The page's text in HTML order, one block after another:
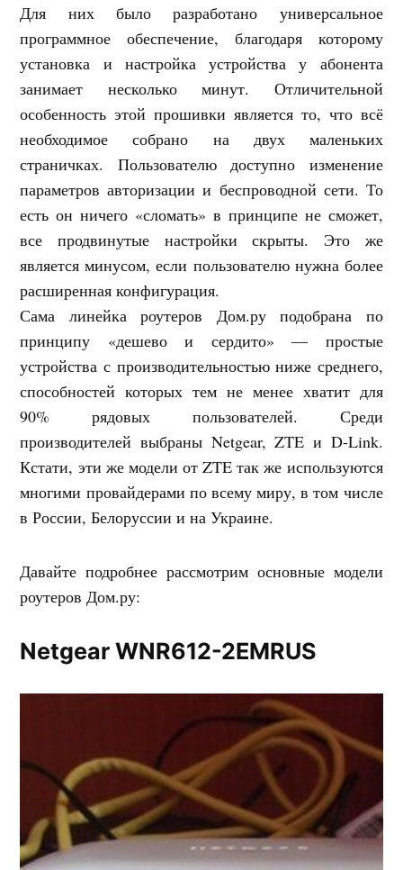
Для них было разработано универсальное
программное обеспечение, благодаря которому
установка и настройка устройства у абонента
занимает несколько минут. Отличительной
особенность этой прошивки является то, что всё
необходимое собрано на двух маленьких
страничках. Пользователю доступно изменение
параметров авторизации и беспроводной сети. То
есть он ничего «сломать» в принципе не сможет,
все продвинутые настройки скрыты. Это же
является минусом, если пользователю нужна более
расширенная конфигурация.
Сама линейка роутеров Дом.ру подобрана по
принципу «дешево и сердито» — простые
устройства с производительностью ниже среднего,
способностей которых тем не менее хватит для
90% рядовых пользователей. Среди
производителей выбраны Netgear, ZTE и D-Link.
Кстати, эти же модели от ZTE так же используются
многими провайдерами по всему миру, в том числе
в России, Белоруссии и на Украине.
Давайте подробнее рассмотрим основные модели
роутеров Дом.ру:
Netgear WNR612-2EMRUS